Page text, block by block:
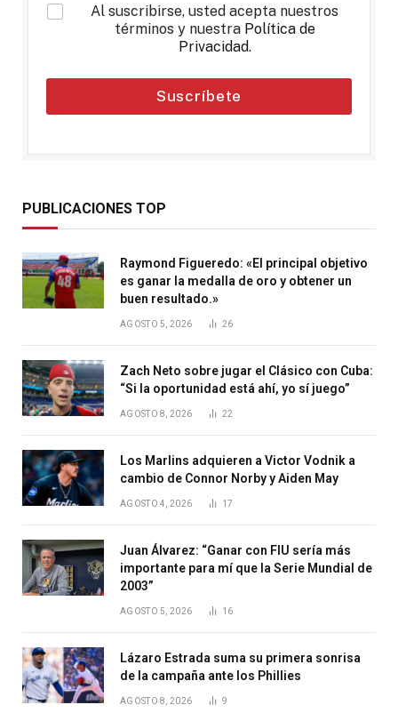
*
Al suscribirse, usted acepta nuestros
términos y nuestra Política de
Privacidad.
Suscríbete
PUBLICACIONES TOP
Raymond Figueredo: «El principal objetivo
es ganar la medalla de oro y obtener un
buen resultado.»
AGOSTO 5, 2026 26
Zach Neto sobre jugar el Clásico con Cuba:
“Si la oportunidad está ahí, yo sí juego”
AGOSTO 8, 2026 22
Los Marlins adquieren a Victor Vodnik a
cambio de Connor Norby y Aiden May
AGOSTO 4, 2026 17
Juan Álvarez: “Ganar con FIU sería más
importante para mí que la Serie Mundial de
2003”
AGOSTO 5, 2026 16
Lázaro Estrada suma su primera sonrisa
de la campaña ante los Phillies
AGOSTO 8, 2026 9